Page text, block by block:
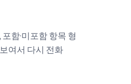
함·미포함 항목 형
여서 다시 전화